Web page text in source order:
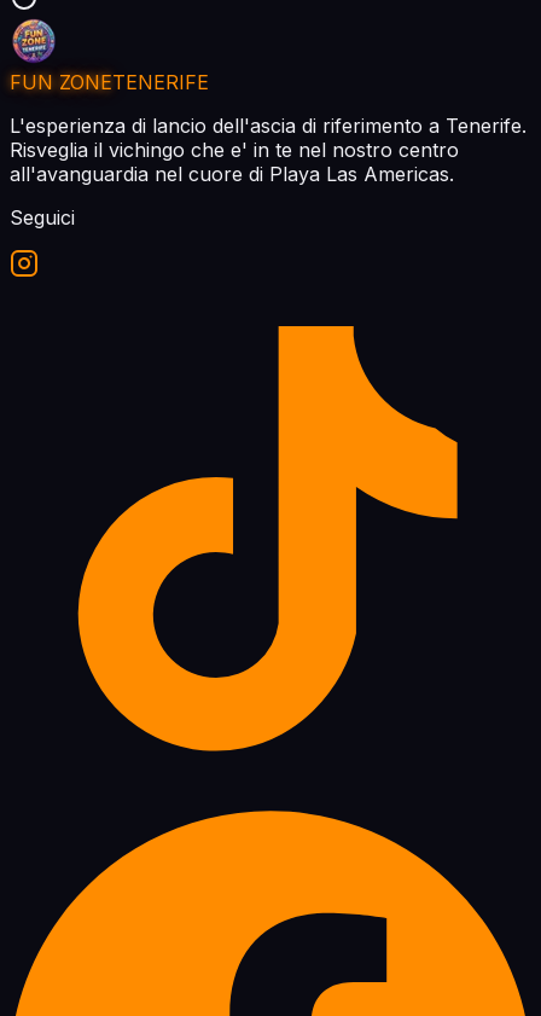
FUN ZONETENERIFE
L'esperienza di lancio dell'ascia di riferimento a Tenerife.
Risveglia il vichingo che e' in te nel nostro centro
all'avanguardia nel cuore di Playa Las Americas.
Seguici